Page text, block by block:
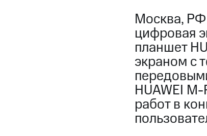
Москва,
цифровая
планшет
экраном с
HUAWEI
работ в